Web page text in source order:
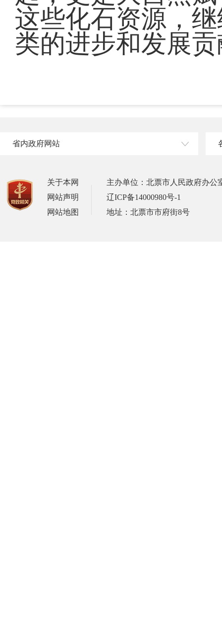
这些化石资源，
类的进步和发展
省内政府网站
关于本网
网站声明
网站地图
主办单位：北票市人民政府办公
辽ICP备14000980号-1
地址：北票市市府街8号